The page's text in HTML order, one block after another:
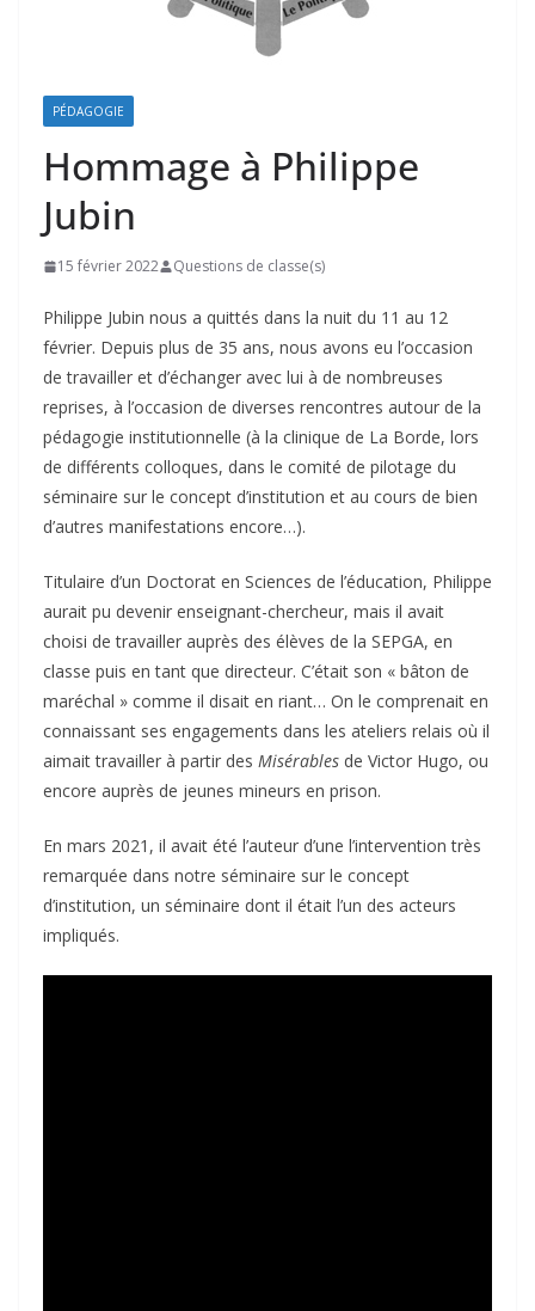
PÉDAGOGIE
Hommage à Philippe
Jubin
15 février 2022 Questions de classe(s)
Philippe Jubin nous a quittés dans la nuit du 11 au 12
février. Depuis plus de 35 ans, nous avons eu l’occasion
de travailler et d’échanger avec lui à de nombreuses
reprises, à l’occasion de diverses rencontres autour de la
pédagogie institutionnelle (à la clinique de La Borde, lors
de différents colloques, dans le comité de pilotage du
séminaire sur le concept d’institution et au cours de bien
d’autres manifestations encore…).
Titulaire d’un Doctorat en Sciences de l’éducation, Philippe
aurait pu devenir enseignant-chercheur, mais il avait
choisi de travailler auprès des élèves de la SEPGA, en
classe puis en tant que directeur. C’était son « bâton de
maréchal » comme il disait en riant… On le comprenait en
connaissant ses engagements dans les ateliers relais où il
aimait travailler à partir des Misérables de Victor Hugo, ou
encore auprès de jeunes mineurs en prison.
En mars 2021, il avait été l’auteur d’une l’intervention très
remarquée dans notre séminaire sur le concept
d’institution, un séminaire dont il était l’un des acteurs
impliqués.